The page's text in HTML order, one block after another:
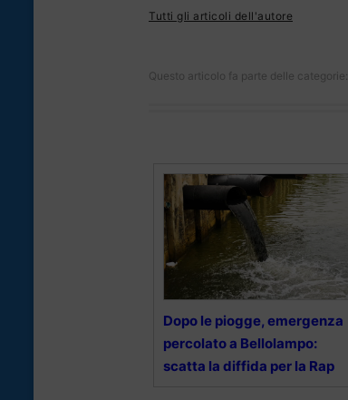
Tutti gli articoli dell'autore
Questo articolo fa parte delle categorie:
Dopo le piogge, emergenza
percolato a Bellolampo:
scatta la diffida per la Rap